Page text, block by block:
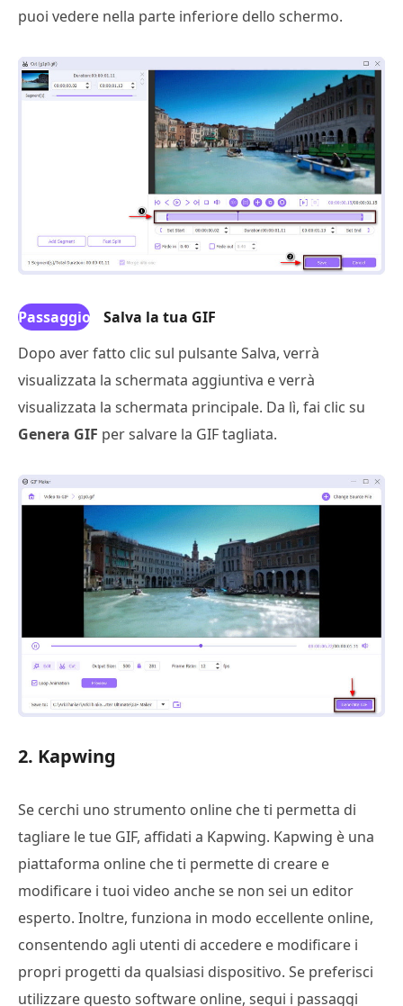
puoi vedere nella parte inferiore dello schermo.
Passaggio
Salva la tua GIF
Dopo aver fatto clic sul pulsante Salva, verrà
visualizzata la schermata aggiuntiva e verrà
visualizzata la schermata principale. Da lì, fai clic su
Genera GIF per salvare la GIF tagliata.
2. Kapwing
Se cerchi uno strumento online che ti permetta di
tagliare le tue GIF, affidati a Kapwing. Kapwing è una
piattaforma online che ti permette di creare e
modificare i tuoi video anche se non sei un editor
esperto. Inoltre, funziona in modo eccellente online,
consentendo agli utenti di accedere e modificare i
propri progetti da qualsiasi dispositivo. Se preferisci
utilizzare questo software online, segui i passaggi